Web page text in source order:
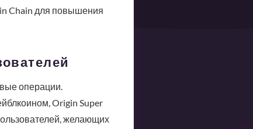
Chain для повышения
операции.
Origin Super
желающих